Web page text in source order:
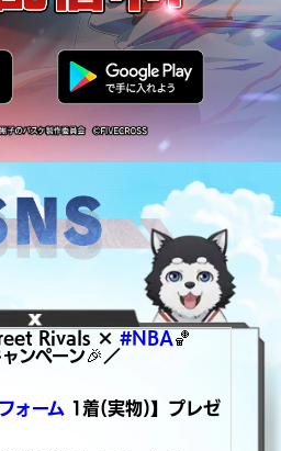
Rivals × #NBA🏀
ンペーン🎉／
ォーム 1着(実物)】プレゼ